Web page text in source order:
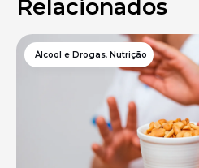
Relacionados
Álcool e Drogas, Nutrição